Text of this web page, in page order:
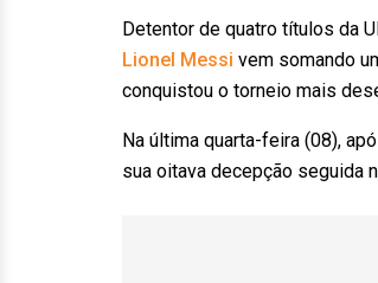
Detentor de quatro títulos da
Lionel Messi vem somando
conquistou o torneio mais
Na última quarta-feira (08),
sua oitava decepção seguida